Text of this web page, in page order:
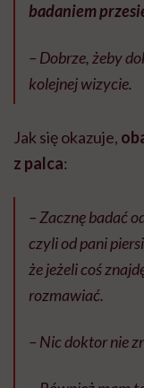
badaniem
– Dobrze, żeby
kolejnej wizycie.
Jak się okazuje,
z palca:
– Zacznę badać
czyli od pani
że jeżeli coś
rozmawiać.
– Nic doktor nie